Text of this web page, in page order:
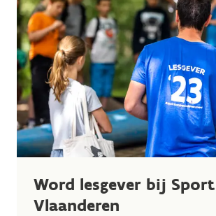
Word lesgever bij Sport
Vlaanderen